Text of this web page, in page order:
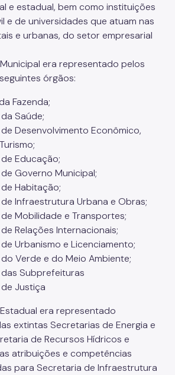
e estadual, bem como instituições
e de universidades que atuam nas
e urbanas, do setor empresarial
era representado pelos
órgãos:
Fazenda;
Saúde;
Desenvolvimento Econômico,
Educação;
Governo Municipal;
Habitação;
Infraestrutura Urbana e Obras;
Mobilidade e Transportes;
Relações Internacionais;
Urbanismo e Licenciamento;
Verde e do Meio Ambiente;
Subprefeituras
Justiça
era representado
extintas Secretarias de Energia e
de Recursos Hídricos e
atribuições e competências
para Secretaria de Infraestrutura